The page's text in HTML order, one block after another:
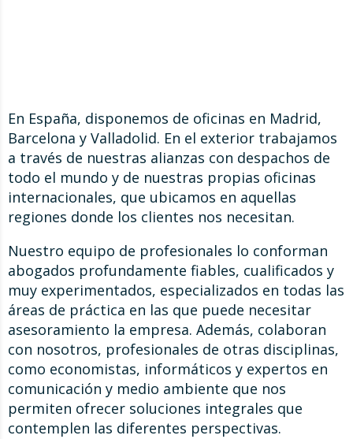
En España, disponemos de oficinas en Madrid,
Barcelona y Valladolid. En el exterior trabajamos
a través de nuestras alianzas con despachos de
todo el mundo y de nuestras propias oficinas
internacionales, que ubicamos en aquellas
regiones donde los clientes nos necesitan.
Nuestro equipo de profesionales lo conforman
abogados profundamente fiables, cualificados y
muy experimentados, especializados en todas las
áreas de práctica en las que puede necesitar
asesoramiento la empresa. Además, colaboran
con nosotros, profesionales de otras disciplinas,
como economistas, informáticos y expertos en
comunicación y medio ambiente que nos
permiten ofrecer soluciones integrales que
contemplen las diferentes perspectivas.